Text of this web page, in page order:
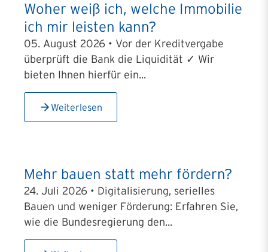
Woher weiß ich, welche Immobilie
ich mir leisten kann?
05. August 2026 • Vor der Kreditvergabe
überprüft die Bank die Liquidität ✓ Wir
bieten Ihnen hierfür ein...
Weiterlesen
Mehr bauen statt mehr fördern?
24. Juli 2026 • Digitalisierung, serielles
Bauen und weniger Förderung: Erfahren Sie,
wie die Bundesregierung den...